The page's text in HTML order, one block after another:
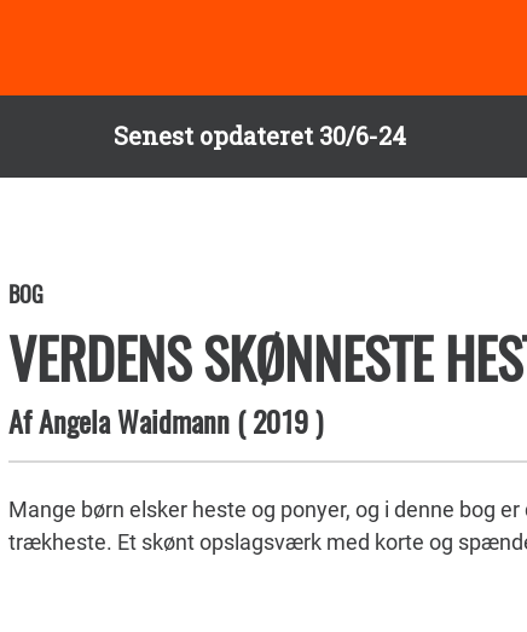
Senest opdateret 30/6-24
BOG
VERDENS SKØNNESTE
AfAngela Waidmann(2019)
Mange børn elsker heste og ponyer, og i denne bog
trækheste. Et skønt opslagsværk med korte og